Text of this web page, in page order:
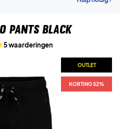
Pants Black
5 waarderingen
OUTLET
KORTING 52%
OUTLET
KORTING 52%